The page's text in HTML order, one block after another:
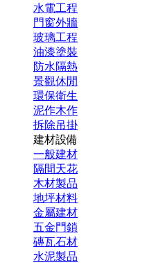
水電工程
門窗外牆
玻璃工程
油漆塗裝
防水隔熱
景觀休閒
環保衛生
泥作木作
拆除吊掛
建材設備
一般建材
隔間天花
木材製品
地坪材料
金屬建材
五金門鎖
磚瓦石材
水泥製品